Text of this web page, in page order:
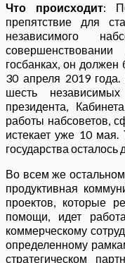
Что происходит:
препятствие для
независимого
госбанках, он
30 апреля 2019
шесть
президента,
работы набсоветов,
истекает уже 10 мая.
государства осталось
Во всем же
продуктивная
проектов, которые
помощи, идет
коммерческому
определенному
стратегическом